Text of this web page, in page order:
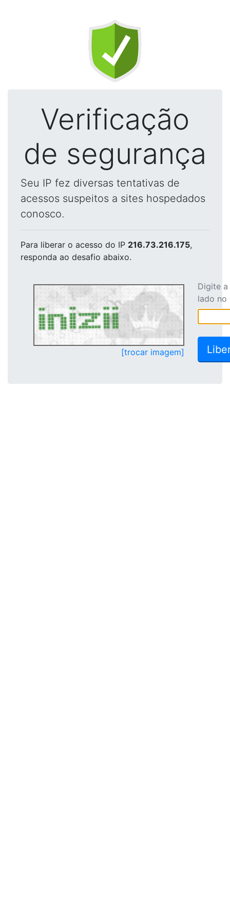
Verificação
de segurança
Seu IP fez diversas tentativas de
acessos suspeitos a sites hospedados
conosco.
Para liberar o acesso do IP 216.73.216.175,
responda ao desafio abaixo.
[trocar imagem]
Digite
lado no